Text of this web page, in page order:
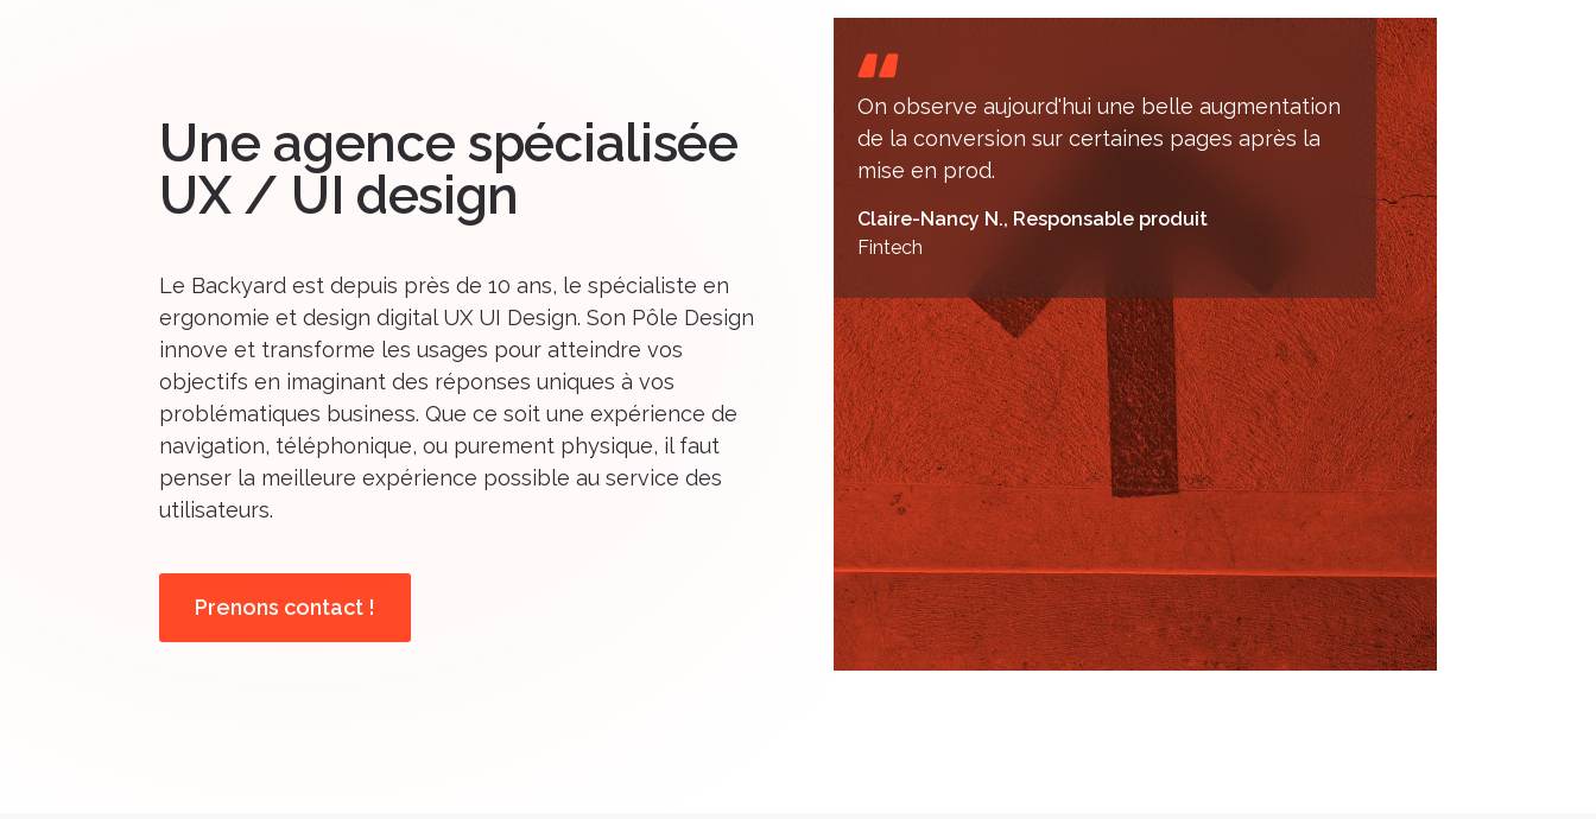
Une agence spécialisée
UX / UI design
Le Backyard est depuis près de 10 ans, le spécialiste en
ergonomie et design digital UX UI Design. Son Pôle Design
innove et transforme les usages pour atteindre vos
objectifs en imaginant des réponses uniques à vos
problématiques business. Que ce soit une expérience de
navigation, téléphonique, ou purement physique, il faut
penser la meilleure expérience possible au service des
utilisateurs.
Prenons contact !
On observe aujourd'hui une belle augmentation
de la conversion sur certaines pages après la
mise en prod.
Claire-Nancy N., Responsable produit
Fintech